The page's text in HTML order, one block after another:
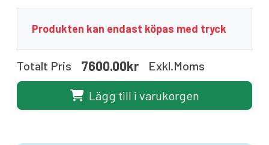
Produkten kan endast köpas med tryck
Totalt Pris 7600.00kr Exkl.moms
Lägg till i varukorgen